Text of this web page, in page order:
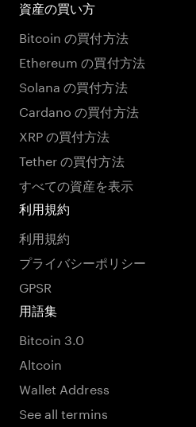
資産の買い方
Bitcoin の買付方法
Ethereum の買付方法
Solana の買付方法
Cardano の買付方法
XRP の買付方法
Tether の買付方法
すべての資産を表示
利用規約
利用規約
プライバシーポリシー
GPSR
用語集
Bitcoin 3.0
Altcoin
Wallet Address
See all termins